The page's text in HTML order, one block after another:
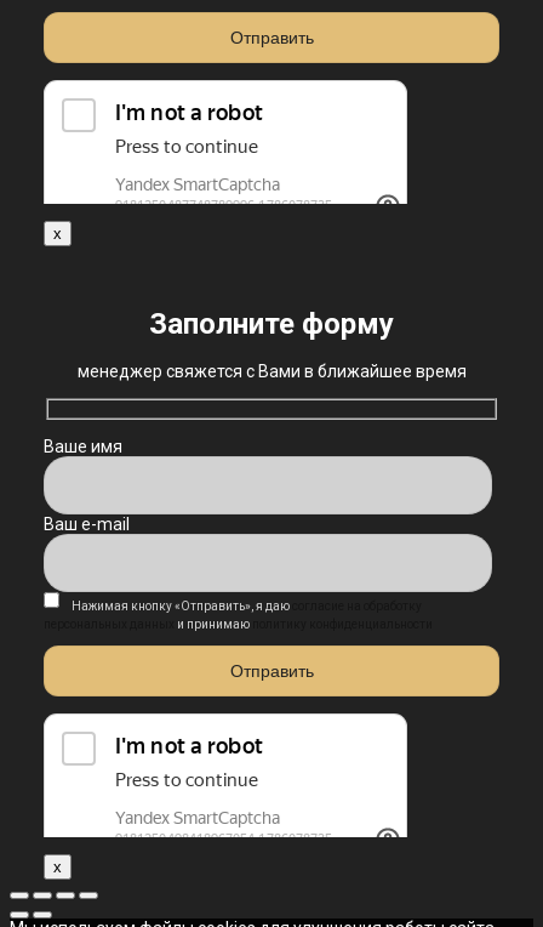
x
Заполните форму
менеджер свяжется с Вами в ближайшее время
Ваше имя
Ваш e-mail
Нажимая кнопку «Отправить», я даю
и принимаю
x